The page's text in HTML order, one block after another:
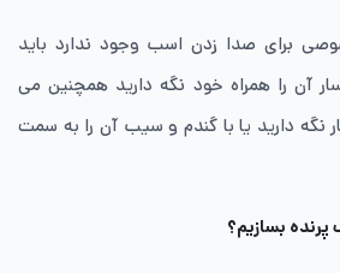
برای صدا زدن اسب وجود ندارد باید
آن را همراه خود نگه دارید همچنین می
نگه دارید یا با گندم و سیب آن را به سمت
بسازیم؟